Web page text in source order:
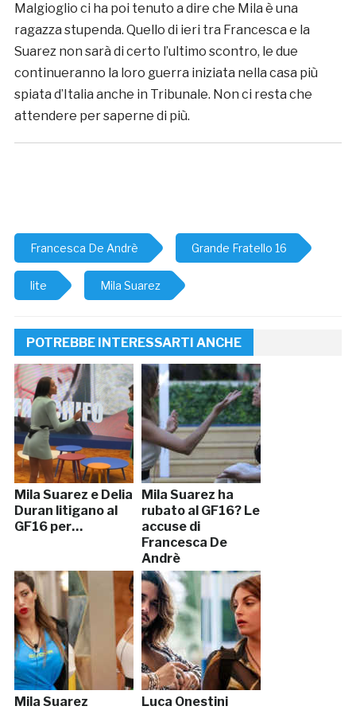
Malgioglio ci ha poi tenuto a dire che Mila è una
ragazza stupenda. Quello di ieri tra Francesca e la
Suarez non sarà di certo l’ultimo scontro, le due
continueranno la loro guerra iniziata nella casa più
spiata d’Italia anche in Tribunale. Non ci resta che
attendere per saperne di più.
Francesca De Andrè Grande Fratello 16
lite Mila Suarez
POTREBBE INTERESSARTI ANCHE
Mila Suarez e Delia
Duran litigano al
GF16 per…
Mila Suarez ha
rubato al GF16? Le
accuse di
Francesca De
Andrè
Mila Suarez Luca Onestini